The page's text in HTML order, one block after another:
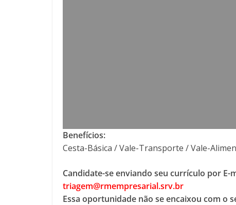
Benefícios:
Cesta-Básica / Vale-Transporte / Vale-
Candidate-se enviando seu currículo por
triagem@rmempresarial.srv.br
Essa oportunidade não se encaixou com o